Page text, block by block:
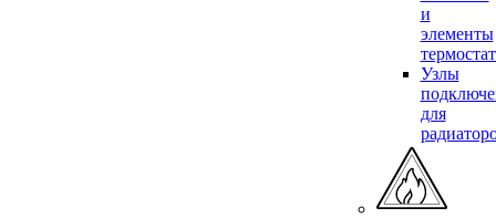
и
элементы
Узлы
для